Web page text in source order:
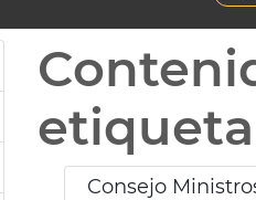
etiqueta
Consejo